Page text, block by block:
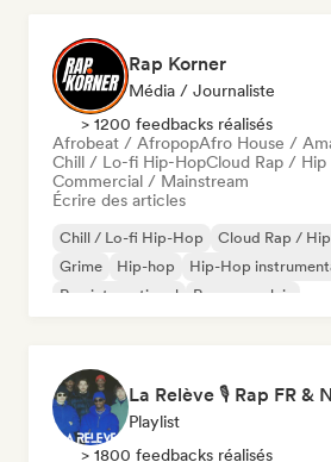
Rap Korner
Média / Journaliste
> 1200 feedbacks réalisés
Afrobeat / AfropopAfro House /
Chill / Lo-fi Hip-HopCloud Rap / Hip
Commercial / Mainstream
Écrire des articles
Chill / Lo-fi Hip-Hop Cloud Rap /
Grime
Hip-hop
Hip-Hop
Rap international
Rap en anglais
Playlist
> 1800 feedbacks réalisés